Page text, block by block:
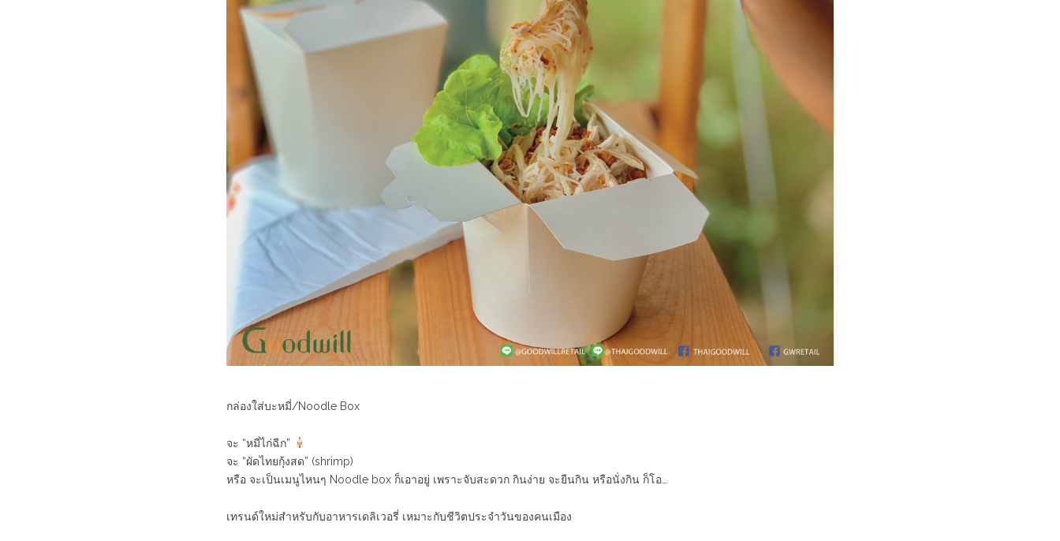
กล่องใส่บะหมี่/Noodle Box
จะ “หมี่ไก่ฉีก”
จะ “ผัดไทยกุ้งสด” (shrimp)
หรือ จะเป็นเมนูไหนๆ Noodle box ก็เอาอยู่ เพราะจับสะดวก กินง่าย จะยืนกิน หรือนั่งกิน ก็โอ…
เทรนด์ใหม่สำหรับกับอาหารเดลิเวอรี่ เหมาะกับชีวิตประจำวันของคนเมือง